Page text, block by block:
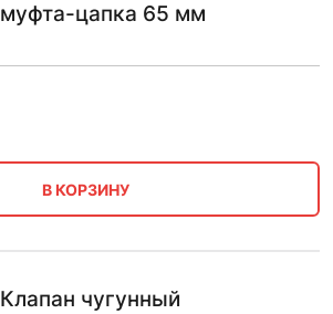
муфта-цапка 65 мм
В КОРЗИНУ
Клапан чугунный